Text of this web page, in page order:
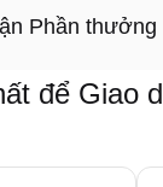
Phần thưởng
để Giao